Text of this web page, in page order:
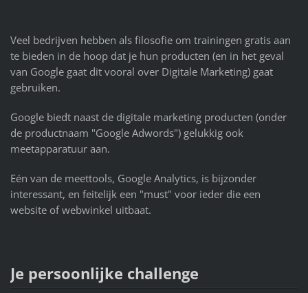
Veel bedrijven hebben als filosofie om trainingen gratis aan
te bieden in de hoop dat je hun producten (en in het geval
van Google gaat dit vooral over Digitale Marketing) gaat
gebruiken.
Google biedt naast de digitale marketing producten (onder
de productnaam "Google Adwords") gelukkig ook
meetapparatuur aan.
Eén van de meettools, Google Analytics, is bijzonder
interessant, en feitelijk een "must" voor ieder die een
website of webwinkel uitbaat.
Je persoonlijke challenge